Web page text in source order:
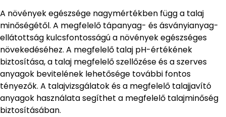
A növények egészsége nagymértékben függ a talaj
minőségétől. A megfelelő tápanyag- és ásványianyag-
ellátottság kulcsfontosságú a növények egészséges
növekedéséhez. A megfelelő talaj pH-értékének
biztosítása, a talaj megfelelő szellőzése és a szerves
anyagok bevitelének lehetősége további fontos
tényezők. A talajvizsgálatok és a megfelelő talajjavító
anyagok használata segíthet a megfelelő talajminőség
biztosításában.